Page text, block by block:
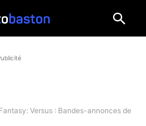
Versus : Bandes-annonces de